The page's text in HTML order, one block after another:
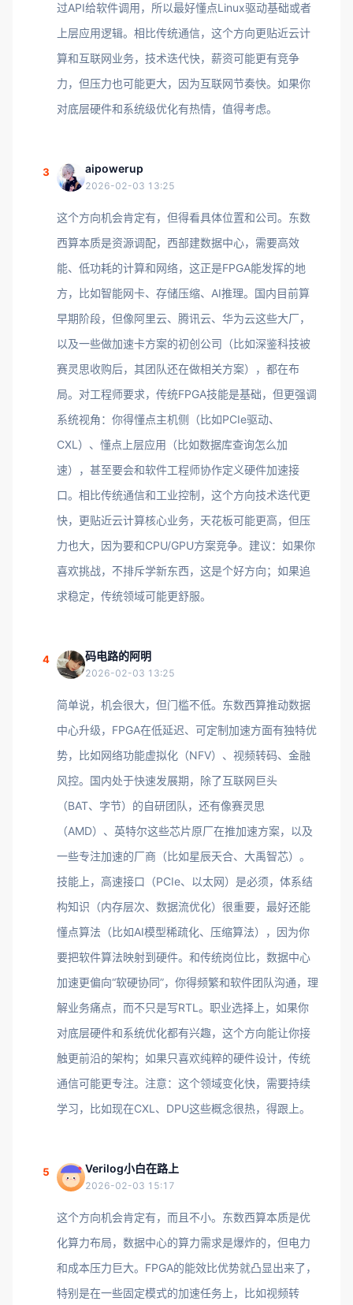
过API给软件调用，所以最好懂点Linux驱动基础或者
上层应用逻辑。相比传统通信，这个方向更贴近云计
算和互联网业务，技术迭代快，薪资可能更有竞争
力，但压力也可能更大，因为互联网节奏快。如果你
对底层硬件和系统级优化有热情，值得考虑。
3 aipowerup
2026-02-03 13:25
这个方向机会肯定有，但得看具体位置和公司。东数
西算本质是资源调配，西部建数据中心，需要高效
能、低功耗的计算和网络，这正是FPGA能发挥的地
方，比如智能网卡、存储压缩、AI推理。国内目前算
早期阶段，但像阿里云、腾讯云、华为云这些大厂，
以及一些做加速卡方案的初创公司（比如深鉴科技被
赛灵思收购后，其团队还在做相关方案），都在布
局。对工程师要求，传统FPGA技能是基础，但更强调
系统视角：你得懂点主机侧（比如PCIe驱动、
CXL）、懂点上层应用（比如数据库查询怎么加
速），甚至要会和软件工程师协作定义硬件加速接
口。相比传统通信和工业控制，这个方向技术迭代更
快，更贴近云计算核心业务，天花板可能更高，但压
力也大，因为要和CPU/GPU方案竞争。建议：如果你
喜欢挑战，不排斥学新东西，这是个好方向；如果追
求稳定，传统领域可能更舒服。
4 码电路的阿明
2026-02-03 13:25
简单说，机会很大，但门槛不低。东数西算推动数据
中心升级，FPGA在低延迟、可定制加速方面有独特优
势，比如网络功能虚拟化（NFV）、视频转码、金融
风控。国内处于快速发展期，除了互联网巨头
（BAT、字节）的自研团队，还有像赛灵思
（AMD）、英特尔这些芯片原厂在推加速方案，以及
一些专注加速的厂商（比如星辰天合、大禹智芯）。
技能上，高速接口（PCIe、以太网）是必须，体系结
构知识（内存层次、数据流优化）很重要，最好还能
懂点算法（比如AI模型稀疏化、压缩算法），因为你
要把软件算法映射到硬件。和传统岗位比，数据中心
加速更偏向“软硬协同”，你得频繁和软件团队沟通，理
解业务痛点，而不只是写RTL。职业选择上，如果你
对底层硬件和系统优化都有兴趣，这个方向能让你接
触更前沿的架构；如果只喜欢纯粹的硬件设计，传统
通信可能更专注。注意：这个领域变化快，需要持续
学习，比如现在CXL、DPU这些概念很热，得跟上。
5 Verilog小白在路上
2026-02-03 15:17
这个方向机会肯定有，而且不小。东数西算本质是优
化算力布局，数据中心的算力需求是爆炸的，但电力
和成本压力巨大。FPGA的能效比优势就凸显出来了，
特别是在一些固定模式的加速任务上，比如视频转